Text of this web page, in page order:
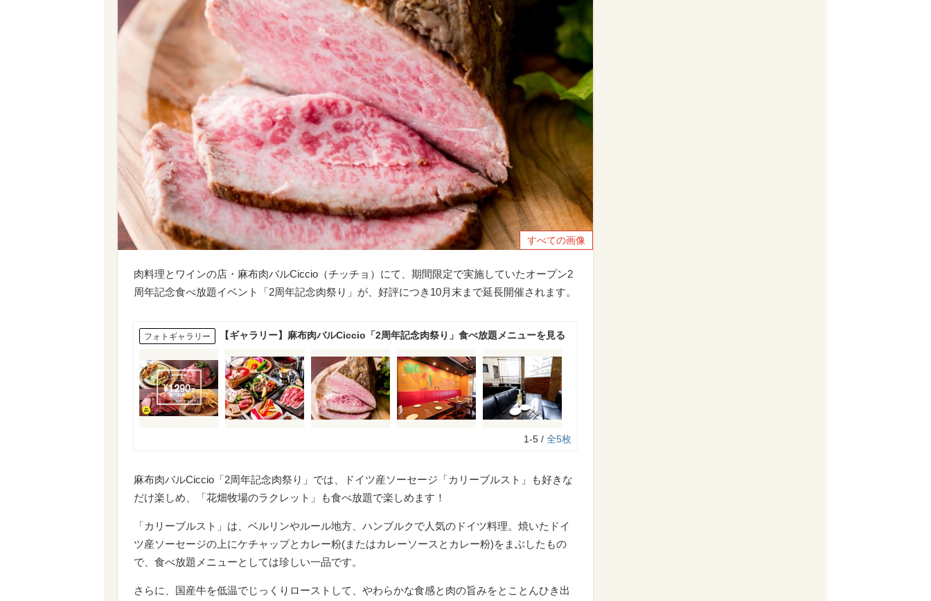
すべての画像
肉料理とワインの店・麻布肉バルCiccio（チッチョ）にて、期間限定で実施していたオープン2
周年記念食べ放題イベント「2周年記念肉祭り」が、好評につき10月末まで延長開催されます。
フォトギャラリー 【ギャラリー】麻布肉バルCiccio「2周年記念肉祭り」食べ放題メニューを見る
1-5 / 全5枚
麻布肉バルCiccio「2周年記念肉祭り」では、ドイツ産ソーセージ「カリーブルスト」も好きな
だけ楽しめ、「花畑牧場のラクレット」も食べ放題で楽しめます！
「カリーブルスト」は、ベルリンやルール地方、ハンブルクで人気のドイツ料理。焼いたドイ
ツ産ソーセージの上にケチャップとカレー粉(またはカレーソースとカレー粉)をまぶしたもの
で、食べ放題メニューとしては珍しい一品です。
さらに、国産牛を低温でじっくりローストして、やわらかな食感と肉の旨みをとことんひき出